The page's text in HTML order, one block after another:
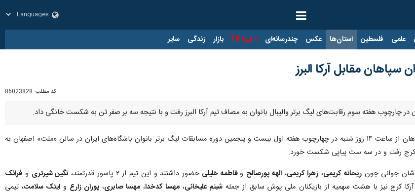
علمی فلسطین استان‌ها عکس چندرسانه‌ای ایرنا TV بازار زندگی سایر
مقابل آرکا البرز
کد مطلب: 86023828
در چارچوب هفته سوم رقابت‌های لیگ‌ برتر والیبال بانوان به مصاف تیم آرکا البرز رفت و با نتیجه سه بر صفر تن به شکست خانگی داد.
، تیم والیبال بانوان فولاد مبارکه سپاهان از ساعت ۱۴ روز شنبه در چهارچوب هفته اول بیست و پنجمین دوره مسابقات لیگ برتر بانوان باشگاه‌های ایران در سالن «ملت» اصفهان به
کرج رفت و در سه ست پیاپی شکست خورد.
جوانی چونریحانه کریمی، زهرا کریمی،الهه پورصالح وفاطمه خلیلی حضور داشتند و این تیم از ۲ پاسور قدرتمند، نگین شیرتری و فرانک
کرج نیز با هشت سهمیه از بازیکنان ملی پوش سابق از جمله شبنم علیخانی، مهسا کدخدا، مهسا صابری، پوران زارع و ایتک سلامت، تیمی